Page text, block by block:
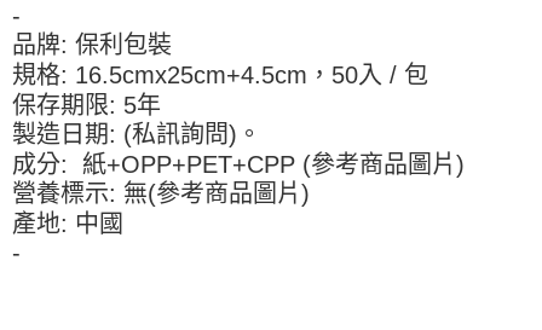
１．透過由恩沛科技股份有限公司提供之「AFTEE先享後付」服務完成之交
易，需依本服務之必要範圍內提供個人資料，並將交易相關給付款項請求債
權轉讓予恩沛科技股份有限公司。
２．關於個人資料處理事宜，請瀏覽以下網址：
https://aftee.tw/terms/#terms3
３．未成年的使用者請事先徵得法定代理人或監護人之同意方可使用
「AFTEE先享後付」，若未經同意申辦者引起之損失，本公司不負相關責
任。
４．使用「AFTEE先享後付」時，將依據個別帳號之用戶狀況，依本公司即
時審查核予不同之上限額度；若仍有額度不足之情形，本公司將視審查結果
9.5kg
每筆NT$90，滿NT$990(含以上)免運費
宅配-新竹物流
每筆NT$150，滿NT$2,000(含以上)免運費
離島客戶-中華郵政
每筆NT$120，滿NT$2,000(含以上)免運費
-
品牌: 保利包裝
規格: 16.5cmx25cm+4.5cm，50入 / 包
保存期限: 5年
製造日期: (私訊詢問)。
成分: 紙+OPP+PET+CPP (參考商品圖片)
營養標示: 無(參考商品圖片)
產地: 中國
-